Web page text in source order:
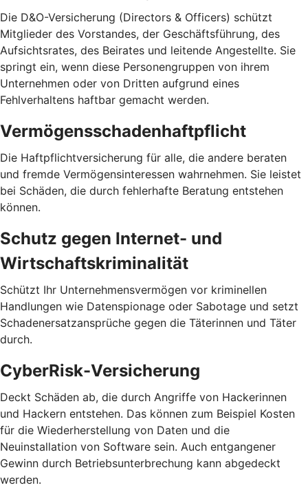
Die D&O-Versicherung (Directors & Officers) schützt
Mitglieder des Vorstandes, der Geschäftsführung, des
Aufsichtsrates, des Beirates und leitende Angestellte. Sie
springt ein, wenn diese Personengruppen von ihrem
Unternehmen oder von Dritten aufgrund eines
Fehlverhaltens haftbar gemacht werden.
Vermögensschadenhaftpflicht
Die Haftpflichtversicherung für alle, die andere beraten
und fremde Vermögensinteressen wahrnehmen. Sie leistet
bei Schäden, die durch fehlerhafte Beratung entstehen
können.
Schutz gegen Internet- und
Wirtschaftskriminalität
Schützt Ihr Unternehmensvermögen vor kriminellen
Handlungen wie Datenspionage oder Sabotage und setzt
Schadenersatzansprüche gegen die Täterinnen und Täter
durch.
CyberRisk-Versicherung
Deckt Schäden ab, die durch Angriffe von Hackerinnen
und Hackern entstehen. Das können zum Beispiel Kosten
für die Wiederherstellung von Daten und die
Neuinstallation von Software sein. Auch entgangener
Gewinn durch Betriebsunterbrechung kann abgedeckt
werden.